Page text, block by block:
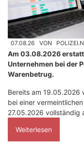
07.08.26 VON
Am 03.08.2026
Unternehmen bei der
Warenbetrug.
Bereits am 19.05.2026
bei einer
27.05.2026 vollständig
Weiterlesen